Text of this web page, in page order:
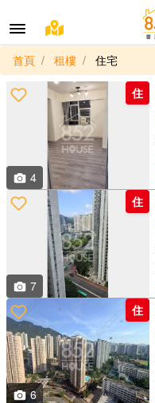
首頁 租樓 住宅
住
4
住
7
住
6